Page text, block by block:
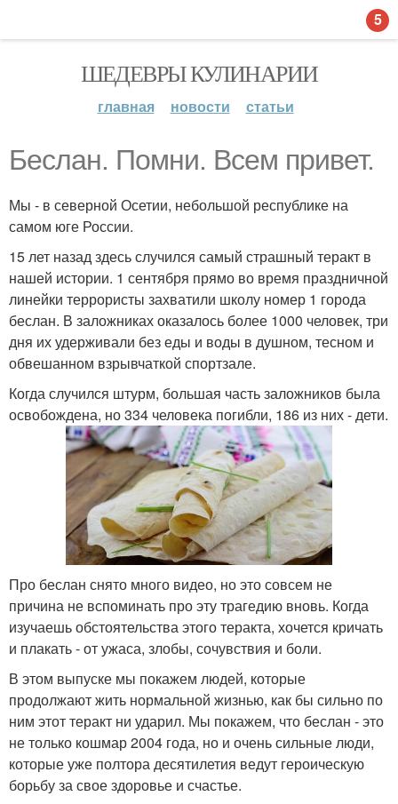
ШЕДЕВРЫ КУЛИНАРИИ
главная новости статьи
Беслан. Помни. Всем привет.
Мы - в северной Осетии, небольшой республике на
самом юге России.
15 лет назад здесь случился самый страшный теракт в
нашей истории. 1 сентября прямо во время праздничной
линейки террористы захватили школу номер 1 города
беслан. В заложниках оказалось более 1000 человек, три
дня их удерживали без еды и воды в душном, тесном и
обвешанном взрывчаткой спортзале.
Когда случился штурм, большая часть заложников была
освобождена, но 334 человека погибли, 186 из них - дети.
Про беслан снято много видео, но это совсем не
причина не вспоминать про эту трагедию вновь. Когда
изучаешь обстоятельства этого теракта, хочется кричать
и плакать - от ужаса, злобы, сочувствия и боли.
В этом выпуске мы покажем людей, которые
продолжают жить нормальной жизнью, как бы сильно по
ним этот теракт ни ударил. Мы покажем, что беслан - это
не только кошмар 2004 года, но и очень сильные люди,
которые уже полтора десятилетия ведут героическую
борьбу за свое здоровье и счастье.
5